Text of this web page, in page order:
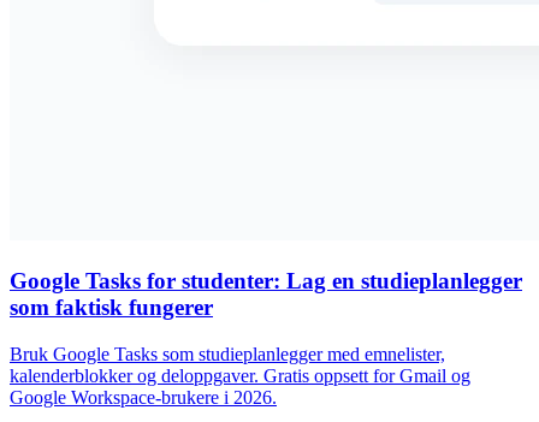
Google Tasks for studenter: Lag en studieplanlegger
som faktisk fungerer
Bruk Google Tasks som studieplanlegger med emnelister,
kalenderblokker og deloppgaver. Gratis oppsett for Gmail og
Google Workspace-brukere i 2026.